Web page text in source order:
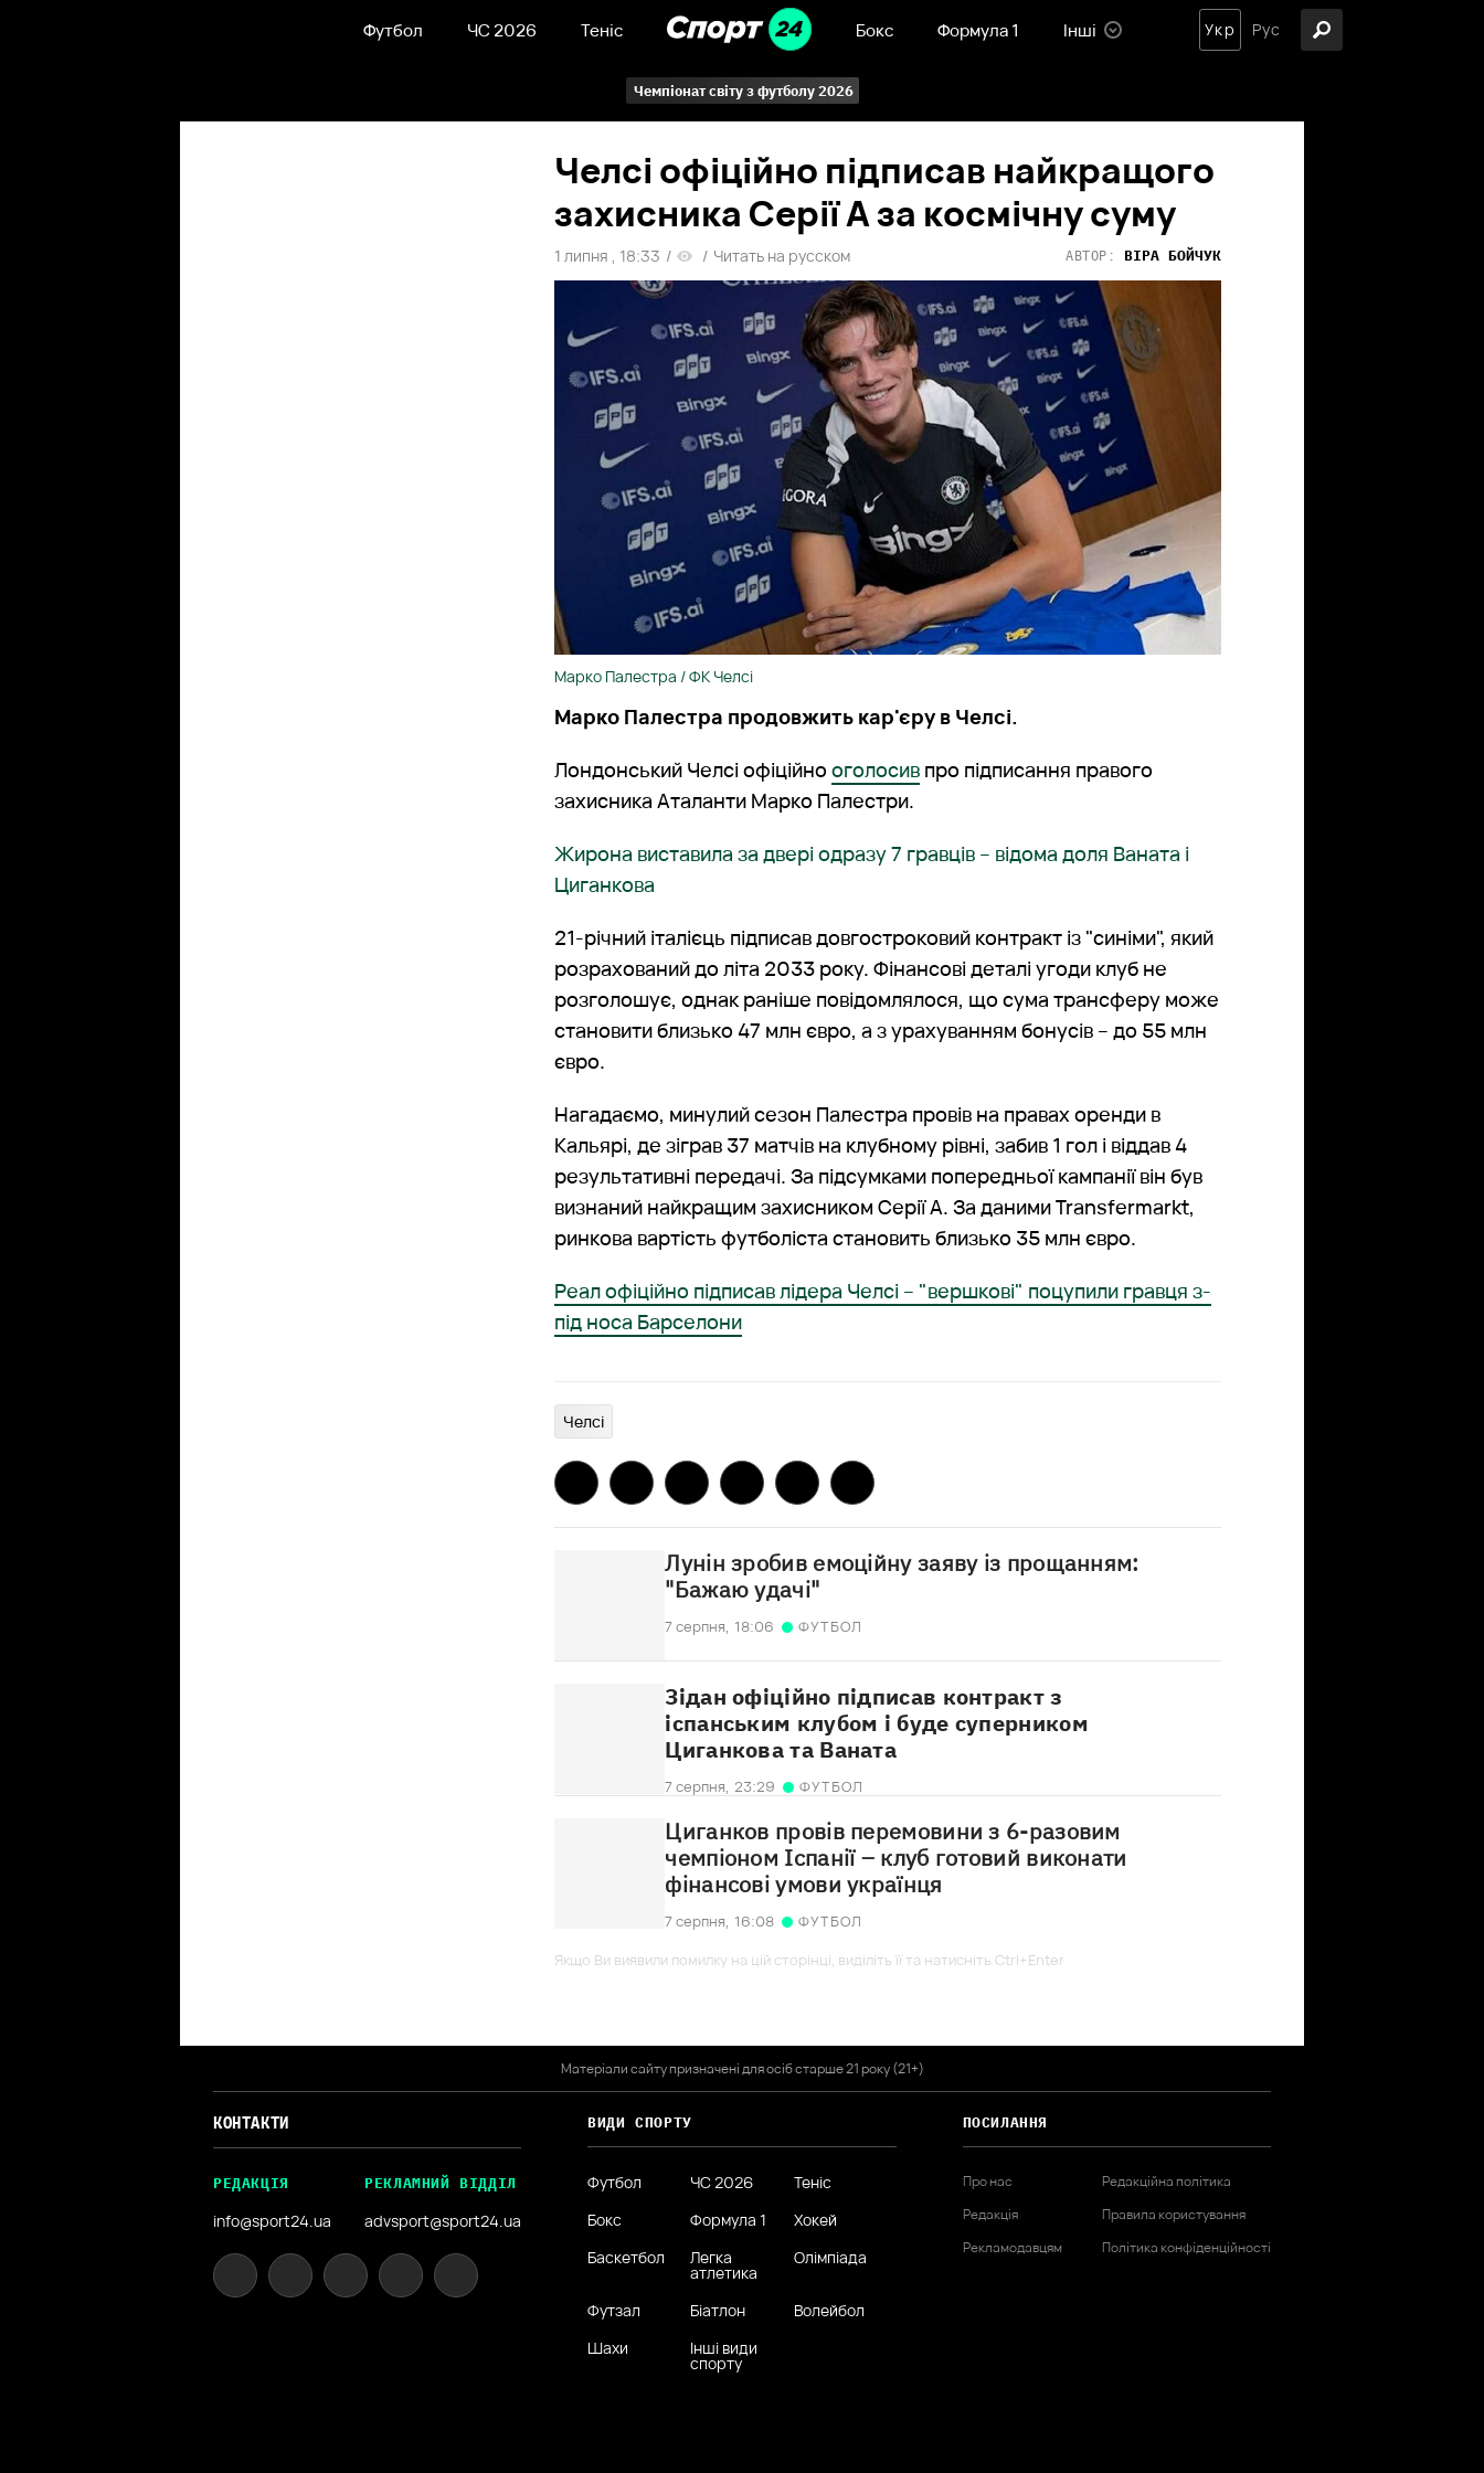
Футбол ЧС 2026 Теніс Бокс Формула 1 Інші Укр Рус
Чемпіонат світу з футболу 2026
Челсі офіційно підписав найкращого
захисника Серії А за космічну суму
1 липня , 18:33 / / Читать на русском АВТОР: ВІРА БОЙЧУК
Марко Палестра / ФК Челсі
Марко Палестра продовжить кар'єру в Челсі.
Лондонський Челсі офіційнооголосив про підписання правого
захисника Аталанти Марко Палестри.
Жирона виставила за двері одразу 7 гравців – відома доля Ваната і
Циганкова
21-річний італієць підписав довгостроковий контракт із "синіми", який
розрахований до літа 2033 року. Фінансові деталі угоди клуб не
розголошує, однак раніше повідомлялося, що сума трансферу може
становити близько 47 млн євро, а з урахуванням бонусів – до 55 млн
євро.
Нагадаємо, минулий сезон Палестра провів на правах оренди в
Кальярі, де зіграв 37 матчів на клубному рівні, забив 1 гол і віддав 4
результативні передачі. За підсумками попередньої кампанії він був
визнаний найкращим захисником Серії А. За даними Transfermarkt,
ринкова вартість футболіста становить близько 35 млн євро.
Реал офіційно підписав лідера Челсі – "вершкові" поцупили гравця з-
під носа Барселони
Челсі
Лунін зробив емоційну заяву із прощанням:
"Бажаю удачі"
7 серпня, 18:06 ФУТБОЛ
Зідан офіційно підписав контракт з
іспанським клубом і буде суперником
Циганкова та Ваната
7 серпня, 23:29 ФУТБОЛ
Циганков провів перемовини з 6-разовим
чемпіоном Іспанії – клуб готовий виконати
фінансові умови українця
7 серпня, 16:08
ФУТБОЛ
Якщо Ви виявили помилку на цій сторінці, виділіть її та натисніть Ctrl+Enter
Матеріали сайту призначені для осіб старше 21 року (21+)
КОНТАКТИ
РЕДАКЦІЯ
info@sport24.ua
РЕКЛАМНИЙ ВІДДІЛ
advsport@sport24.ua
ВИДИ СПОРТУ
Футбол ЧС 2026
Теніс
Бокс
Формула 1
Хокей
Баскетбол
Легка
атлетика
Олімпіада
Футзал Біатлон
Волейбол
Шахи
Інші види
спорту
ПОСИЛАННЯ
Про нас
Редакція
Рекламодавцям
Редакційна політика
Правила користування
Політика конфіденційності